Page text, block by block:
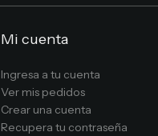
Mi cuenta
Ingresa a tu cuenta
Ver mis pedidos
Crear una cuenta
Recupera tu contraseña